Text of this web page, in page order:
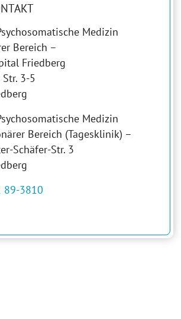
Medizin
Bereich –
Friedberg
3-5
Medizin
Bereich (Tagesklinik) –
Schäfer-Str. 3
89-3810